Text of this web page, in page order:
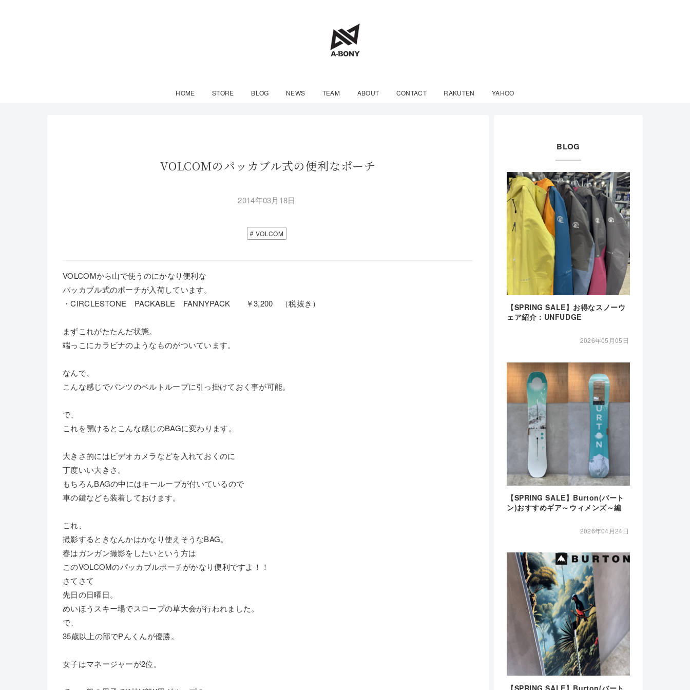
HOME STORE BLOG NEWS TEAM ABOUT CONTACT RAKUTEN YAHOO
VOLCOMのパッカブル式の便利なポーチ
2014年03月18日
VOLCOM
VOLCOMから山で使うのにかなり便利な
パッカブル式のポーチが入荷しています。
・CIRCLESTONE PACKABLE FANNYPACK ￥3,200 （税抜き）
まずこれがたたんだ状態。
端っこにカラビナのようなものがついています。
なんで、
こんな感じでパンツのベルトループに引っ掛けておく事が可能。
で、
これを開けるとこんな感じのBAGに変わります。
大きさ的にはビデオカメラなどを入れておくのに
丁度いい大きさ。
もちろんBAGの中にはキーループが付いているので
車の鍵なども装着しておけます。
これ、
撮影するときなんかはかなり使えそうなBAG。
春はガンガン撮影をしたいという方は
このVOLCOMのパッカブルポーチがかなり便利ですよ！！
さてさて
先日の日曜日。
めいほうスキー場でスロープの草大会が行われました。
で、
35歳以上の部でPんくんが優勝。
女子はマネージャーが2位。
BLOG
【SPRING SALE】お得なスノーウ
ェア紹介：UNFUDGE
2026年05月05日
【SPRING SALE】Burton(バート
ン)おすすめギア～ウィメンズ～編
2026年04月24日
【SPRING SALE】Burton(バート